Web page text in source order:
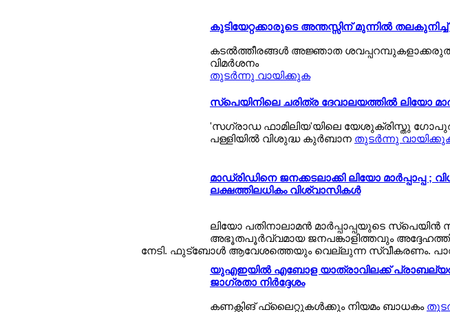
കുടിയേറ്റക്കാരുടെ അന്തസ്സിന് മുന്നില്‍ തലകുനിച്ച്
കടല്‍ത്തീരങ്ങള്‍ അജ്ഞാത
വിമര്‍ശനം
തുടര്‍ന്നു വായിക്കുക
സ്പെയിനിലെ ചരിത്ര ദേവാലയത്തില്‍ ലിയോ
'സഗ്രാഡ ഫാമിലിയ'യിലെ യേശുക്രിസ്തു
പള്ളിയില്‍ വിശുദ്ധ കുര്‍ബാന തുടര്‍ന്നു
മാഡ്രിഡിനെ ജനക്കടലാക്കി ലിയോ
ലക്ഷത്തിലധികം വിശ്വാസികള്‍
ലിയോ പതിനാലാമന്‍ മാര്‍പ്പാപ്പയുടെ സ്പെയിന്‍
അഭൂതപൂര്‍വ്വമായ ജനപങ്കാളിത്തവും
നേടി. ഫുട്ബോള്‍ ആവേശത്തെയും വെല്ലുന്ന സ്വീകരണം.
യുഎഇയില്‍ എബോള യാത്രാവിലക്ക്
ജാഗ്രതാ നിര്‍ദ്ദേശം
കണക്റ്റിങ് ഫ്ലൈറ്റുകള്‍ക്കും നിയമം ബാധകം